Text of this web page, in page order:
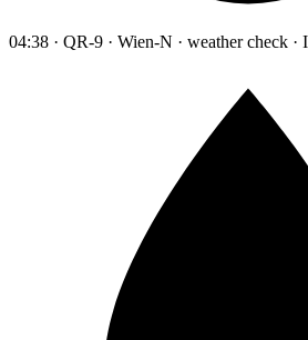
04:38 · QR-9 · Wien-N · weather check ·